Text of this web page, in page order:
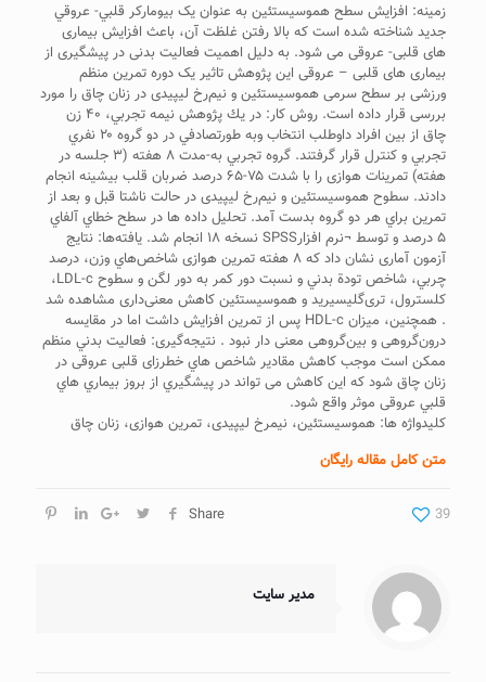
زمینه: افزايش سطح هموسيستئين به عنوان يک بيومارکر قلبي- عروقي
جدید شناخته شده است که بالا رفتن غلظت آن، باعث افزایش بیماری
های قلبی- عروقی می شود. به دلیل اهمیت فعالیت بدنی در پیشگیری از
بیماری های قلبی – عروقی این پژوهش تاثیر یک دوره تمرین منظم
ورزشی بر سطح سرمی هموسیستئین و نیم‌رخ لیپیدی در زنان چاق را مورد
بررسی قرار داده است. روش کار: در يك پژوهش نيمه تجربي، ۴۰ زن
چاق از بين افراد داوطلب انتخاب وبه طورتصادفي در دو گروه ۲۰ نفري
تجربي و کنترل قرار گرفتند. گروه تجربي به-مدت ۸ هفته (۳ جلسه در
هفته) تمرينات هوازی را با شدت ۷۵-۶۵ درصد ضربان قلب بيشينه انجام
دادند. سطوح هموسیستئین و نیم‌رخ لیپیدی در حالت ناشتا قبل و بعد از
تمرين براي هر دو گروه بدست آمد. تحليل داده ها در سطح خطاي آلفاي
۵ درصد و توسط ¬نرم افزارSPSS نسخه ۱۸ انجام شد. یافته‌ها: نتایج
آزمون آماری نشان داد که ۸ هفته تمرین هوازی شاخص‌هاي وزن، درصد
چربي، شاخص تودة بدني و نسبت دور کمر به دور لگن و سطوح LDL-c،
کلسترول، تری‌گلیسیرید و هموسیستئين کاهش معنی‌داری مشاهده شد
. همچنین، میزان HDL-c پس از تمرين افزایش داشت اما در مقایسه
درون‌گروهی و بین‌گروهی معنی دار نبود . نتیجه‌گیری: فعاليت بدني منظم
ممکن است موجب کاهش مقادیر شاخص هاي خطرزای قلبی عروقی در
زنان چاق ‌شود که این کاهش می تواند در پیشگیري از بروز بیماري هاي
قلبي عروقی موثر واقع شود.
کلیدواژه ها: هموسیستئین، نیمرخ لیپیدی، تمرين هوازی، زنان چاق
متن کامل مقاله رایگان
Share 39
مدیر سایت